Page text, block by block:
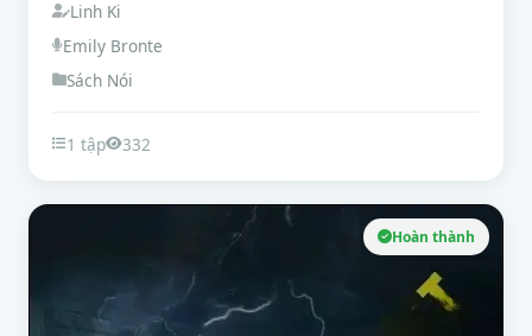
Linh Ki
Emily Bronte
Sách Nói
1 tập 332
Hoàn thành